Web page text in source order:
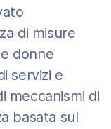
di misure
donne
servizi e
meccanismi di
basata sul